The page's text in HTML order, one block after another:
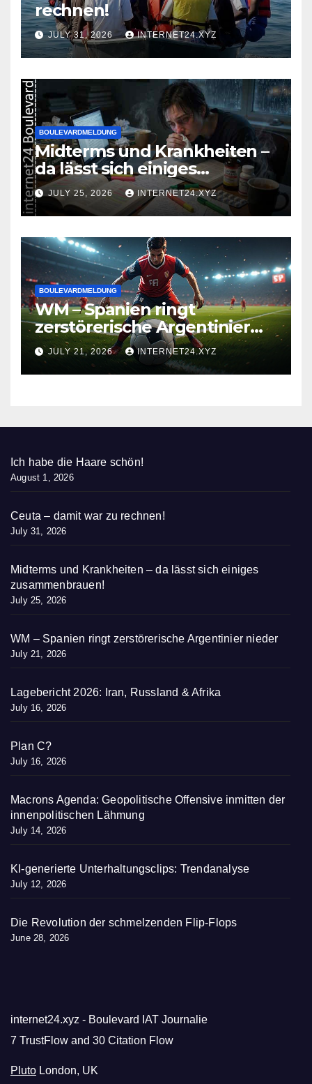
rechnen!
JULY 31, 2026 INTERNET24.XYZ
BOULEVARDMELDUNG
Midterms und Krankheiten –
da lässt sich einiges
zusammenbrauen!
JULY 25, 2026 INTERNET24.XYZ
BOULEVARDMELDUNG
WM – Spanien ringt
zerstörerische Argentinier
nieder
JULY 21, 2026 INTERNET24.XYZ
Ich habe die Haare schön!
August 1, 2026
Ceuta – damit war zu rechnen!
July 31, 2026
Midterms und Krankheiten – da lässt sich einiges
zusammenbrauen!
July 25, 2026
WM – Spanien ringt zerstörerische Argentinier nieder
July 21, 2026
Lagebericht 2026: Iran, Russland & Afrika
July 16, 2026
Plan C?
July 16, 2026
Macrons Agenda: Geopolitische Offensive inmitten der
innenpolitischen Lähmung
July 14, 2026
KI-generierte Unterhaltungsclips: Trendanalyse
July 12, 2026
Die Revolution der schmelzenden Flip-Flops
June 28, 2026
internet24.xyz - Boulevard IAT Journalie
7 TrustFlow and 30 Citation Flow
Pluto London, UK